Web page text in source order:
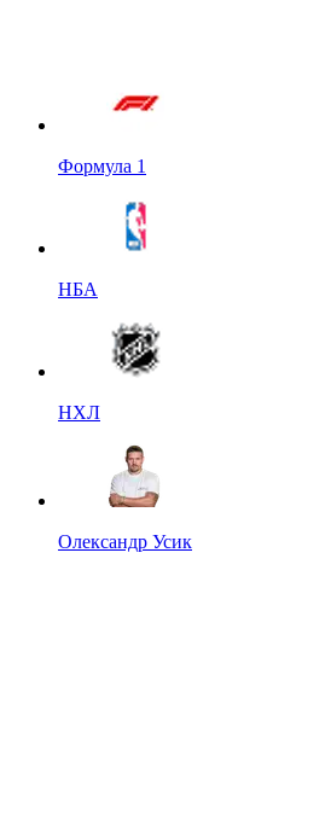
Формула 1
НБА
НХЛ
Олександр Усик